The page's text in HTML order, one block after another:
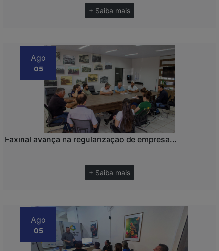
+ Saiba mais
Ago
05
Faxinal avança na regularização de empresa...
+ Saiba mais
Ago
05